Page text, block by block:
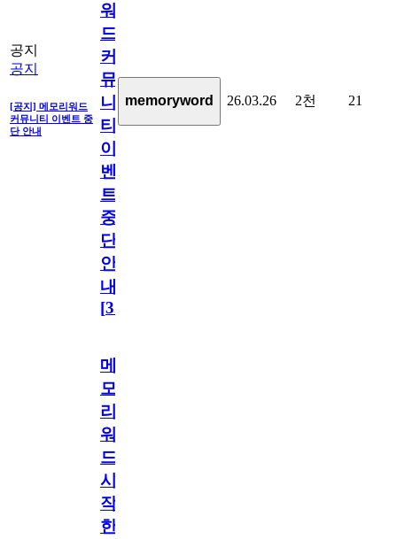
공지
공지
[공지] 메모리워드
커뮤니티 이벤트 중
단 안내
워
드
커
뮤
니
티
이
벤
트
중
단
안
내
[31
memoryword 26.03.26 2천 21
메
모
리
워
드
시
작
한